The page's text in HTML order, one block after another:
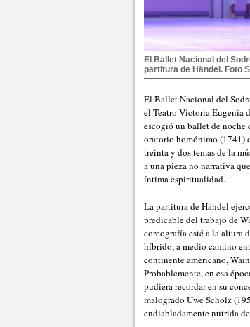
El Ballet Nacional del
partitura de Händel. Foto
El Ballet Nacional del
el Teatro Victoria Eugenia
escogió un ballet de noche
oratorio homónimo (1741)
treinta y dos temas de la
a una pieza no narrativa
íntima espiritualidad.
La partitura de Händel
predicable del trabajo de
coreografía esté a la altura
híbrido, a medio camino
continente americano,
Probablemente, en esa
pudiera recordar en su
malogrado Uwe Scholz
endiabladamente nutrida